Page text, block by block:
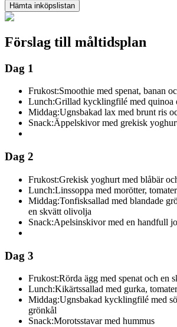
Hämta inköpslistan
Förslag till måltidsplan
Dag 1
Frukost:Smoothie med spenat, banan
Lunch:Grillad kycklingfilé med quinoa
Middag:Ugnsbakad lax med brunt ris
Snack:Äppelskivor med grekisk
Dag 2
Frukost:Grekisk yoghurt med blåbär
Lunch:Linssoppa med morötter,
Middag:Tonfisksallad med blandade
en skvätt olivolja
Snack:Apelsinskivor med en handfull
Dag 3
Frukost:Rörda ägg med spenat och en
Lunch:Kikärtssallad med gurka,
Middag:Ugnsbakad kycklingfilé med
grönkål
Snack:Morotsstavar med hummus